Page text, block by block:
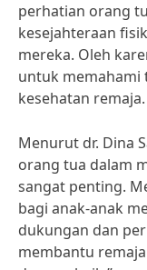
perhatian orang
kesejahteraan
mereka. Oleh
untuk memahami
kesehatan remaja.
Menurut dr. Dina
orang tua dalam
sangat penting.
bagi anak-anak
dukungan dan
membantu